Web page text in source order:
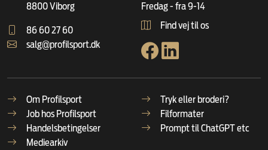
8800 Viborg
86 60 27 60
salg@profilsport.dk
Fredag - fra 9-14
Find vej til os
Om Profilsport
Job hos Profilsport
Handelsbetingelser
Mediearkiv
Tryk eller broderi?
Filformater
Prompt til ChatGPT etc